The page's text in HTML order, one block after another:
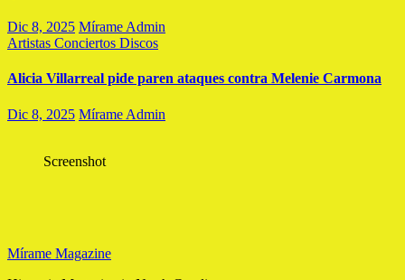
Dic 8, 2025 Mírame Admin
Artistas Conciertos Discos
Alicia Villarreal pide paren ataques contra Melenie Carmona
Dic 8, 2025 Mírame Admin
Screenshot
Mírame Magazine